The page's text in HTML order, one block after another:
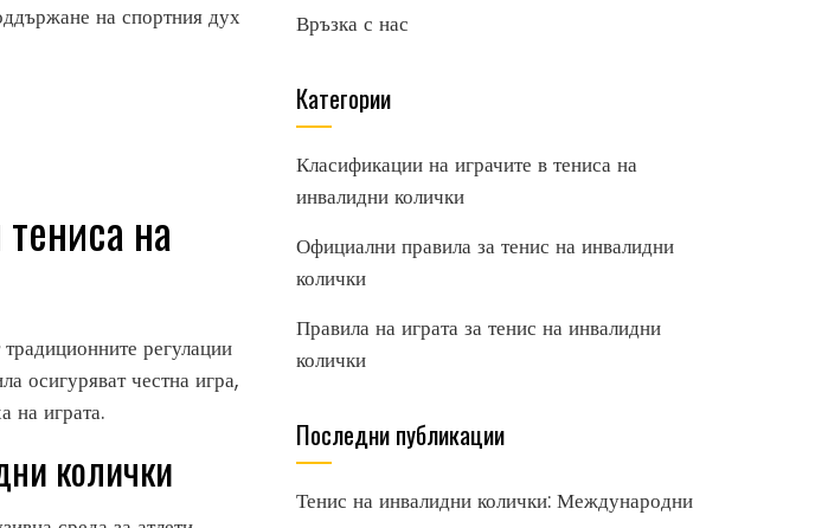
на спортния дух
на
регулации
осигуряват честна игра,
на играта.
колички
Връзка с нас
Категории
Класификации на играчите в тениса на
инвалидни колички
Официални правила за тенис на инвалидни
колички
Правила на играта за тенис на инвалидни
колички
Последни публикации
Тенис на инвалидни колички: Международни